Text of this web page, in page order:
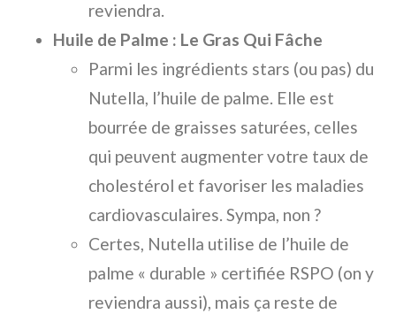
reviendra.
Huile de Palme : Le Gras Qui Fâche
Parmi les ingrédients stars (ou pas) du
Nutella, l’huile de palme. Elle est
bourrée de graisses saturées, celles
qui peuvent augmenter votre taux de
cholestérol et favoriser les maladies
cardiovasculaires. Sympa, non ?
Certes, Nutella utilise de l’huile de
palme « durable » certifiée RSPO (on y
reviendra aussi), mais ça reste de